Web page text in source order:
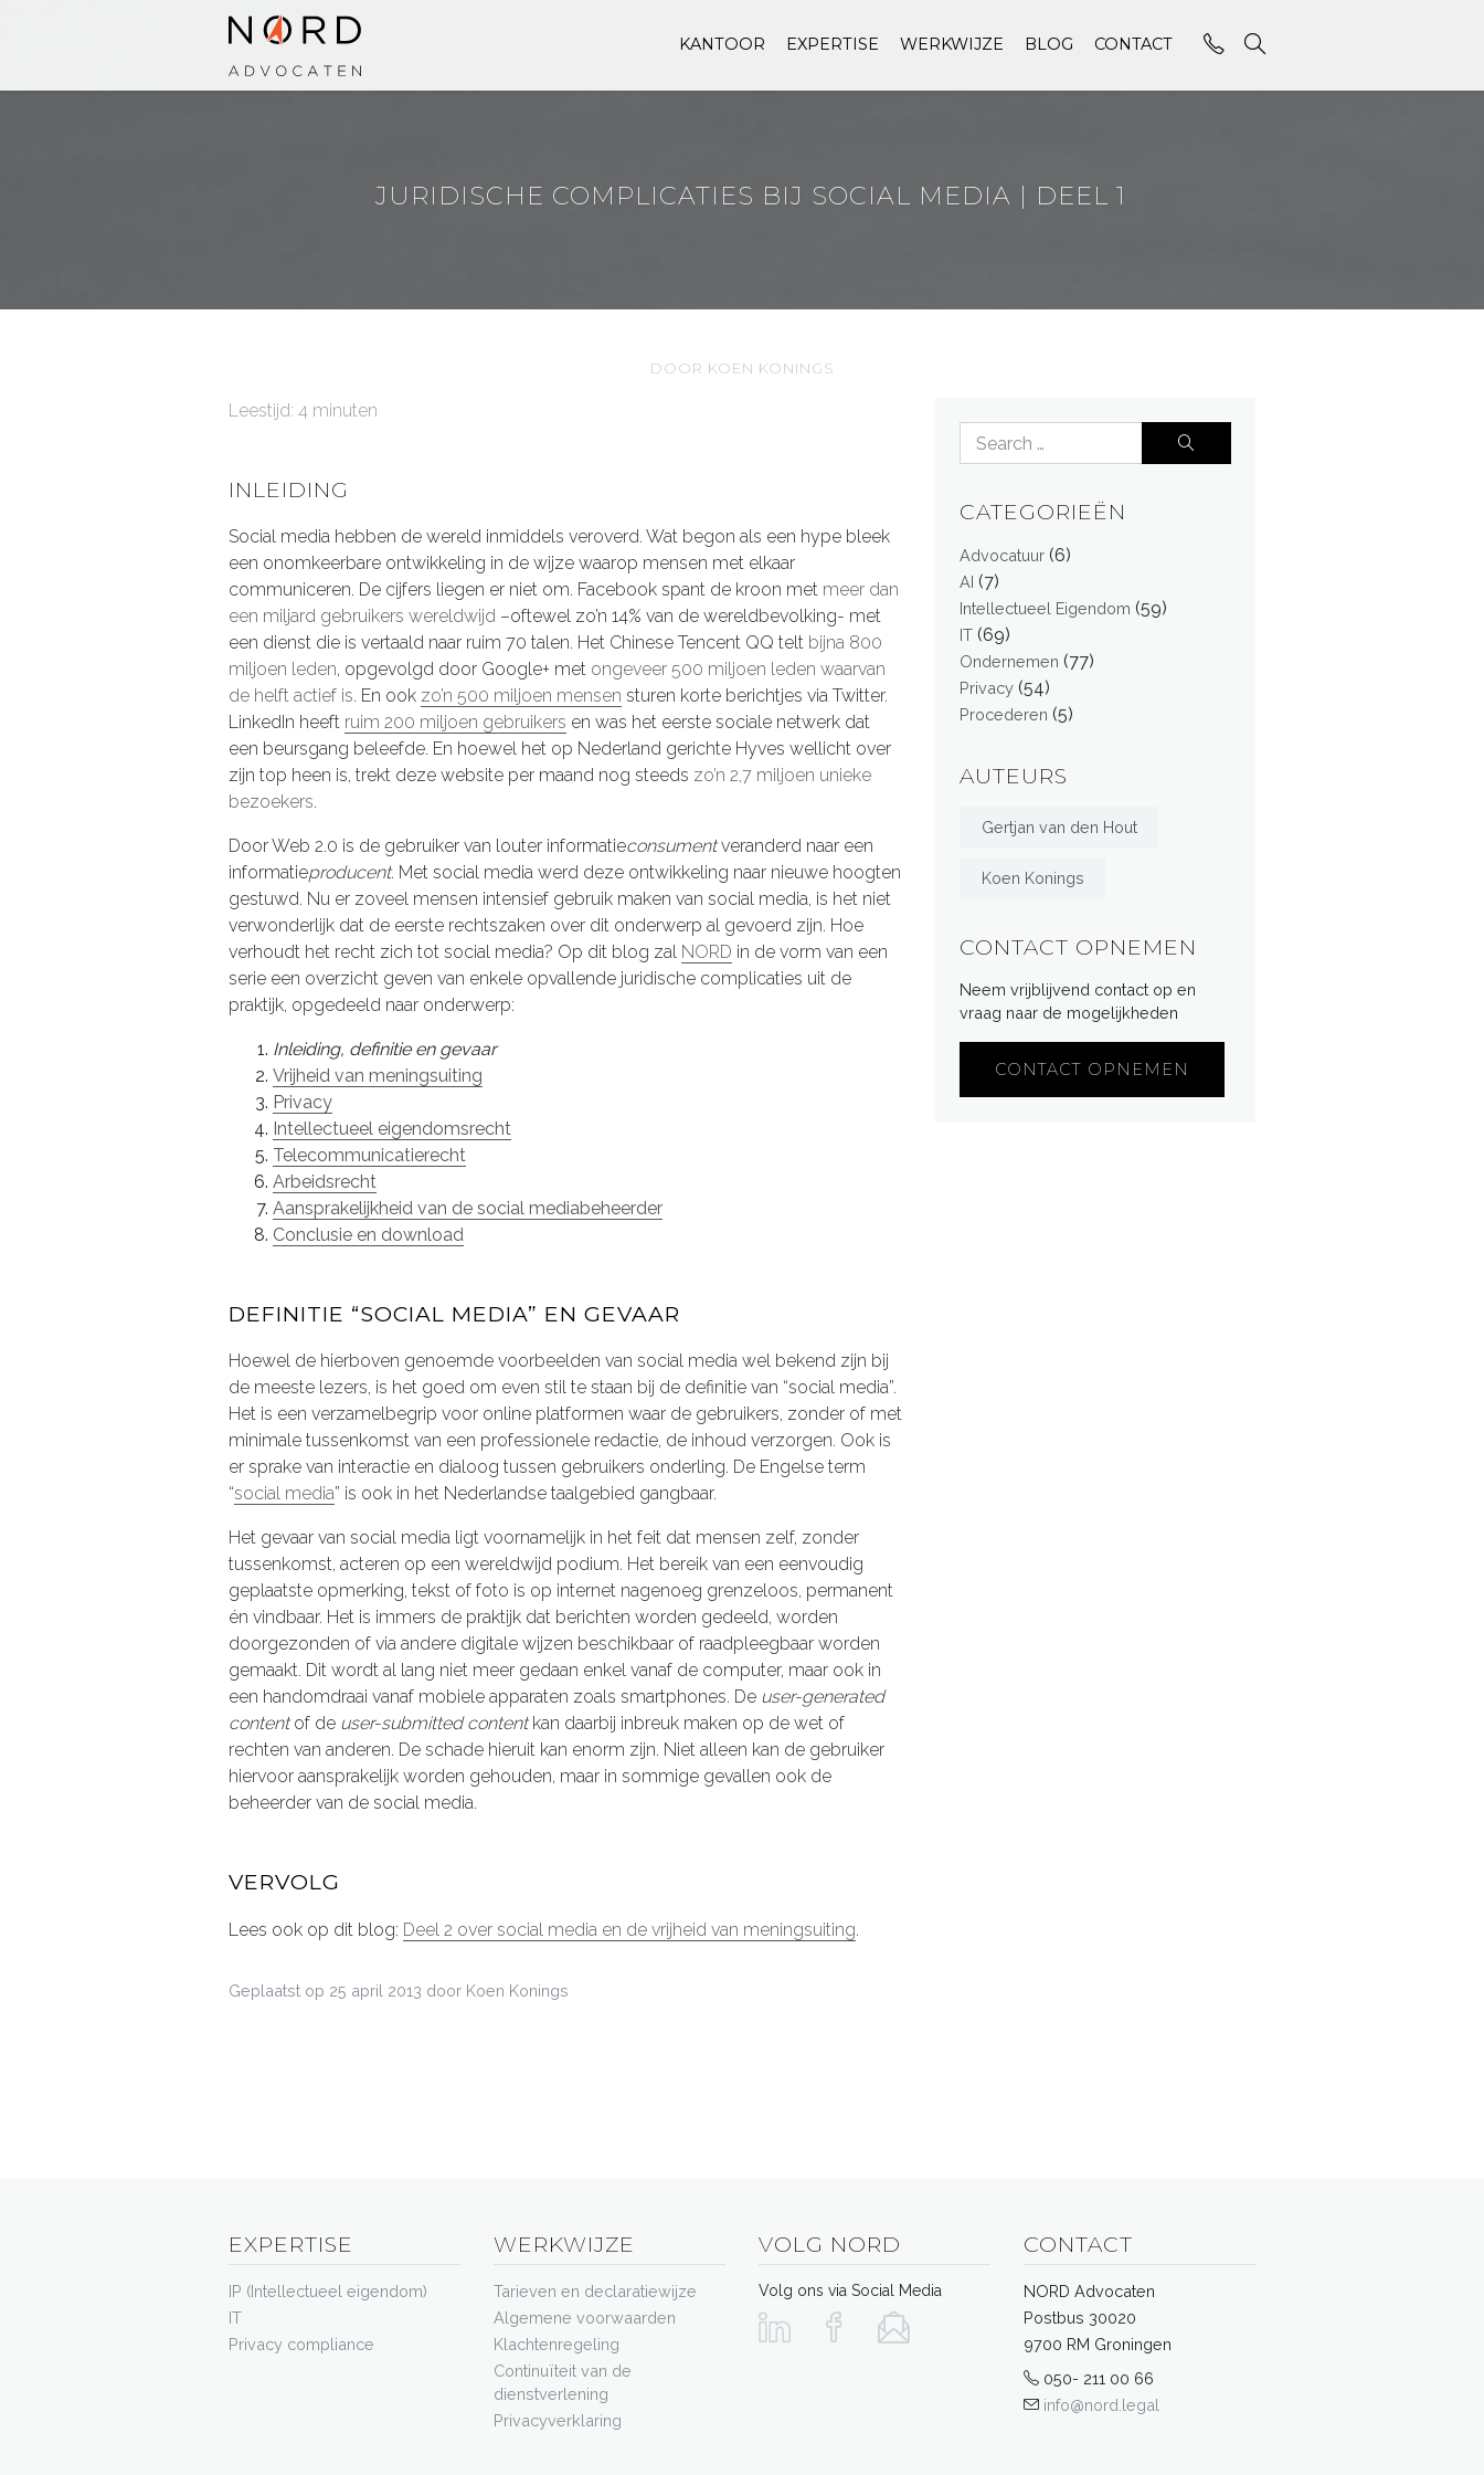
KANTOOR EXPERTISE WERKWIJZE BLOG CONTACT
JURIDISCHE COMPLICATIES BIJ SOCIAL MEDIA | DEEL 1
DOOR KOEN KONINGS
Leestijd: 4 minuten
INLEIDING
Social media hebben de wereld inmiddels veroverd. Wat begon als een hype bleek
een onomkeerbare ontwikkeling in de wijze waarop mensen met elkaar
communiceren. De cijfers liegen er niet om. Facebook spant de kroon met meer dan
een miljard gebruikers wereldwijd –oftewel zo’n 14% van de wereldbevolking- met
een dienst die is vertaald naar ruim 70 talen. Het Chinese Tencent QQ telt bijna 800
miljoen leden, opgevolgd door Google+ met ongeveer 500 miljoen leden waarvan
de helft actief is. En ook zo’n 500 miljoen mensen sturen korte berichtjes via Twitter.
LinkedIn heeft ruim 200 miljoen gebruikers en was het eerste sociale netwerk dat
een beursgang beleefde. En hoewel het op Nederland gerichte Hyves wellicht over
zijn top heen is, trekt deze website per maand nog steeds zo’n 2,7 miljoen unieke
bezoekers.
Door Web 2.0 is de gebruiker van louter informatieconsumentveranderd naar een
informatieproducent. Met social media werd deze ontwikkeling naar nieuwe hoogten
gestuwd. Nu er zoveel mensen intensief gebruik maken van social media, is het niet
verwonderlijk dat de eerste rechtszaken over dit onderwerp al gevoerd zijn. Hoe
verhoudt het recht zich tot social media? Op dit blog zal NORD in de vorm van een
serie een overzicht geven van enkele opvallende juridische complicaties uit de
praktijk, opgedeeld naar onderwerp:
Inleiding, definitie en gevaar
Vrijheid van meningsuiting
Privacy
Intellectueel eigendomsrecht
Telecommunicatierecht
Arbeidsrecht
Aansprakelijkheid van de social mediabeheerder
Conclusie en download
DEFINITIE “SOCIAL MEDIA” EN GEVAAR
Hoewel de hierboven genoemde voorbeelden van social media wel bekend zijn bij
de meeste lezers, is het goed om even stil te staan bij de definitie van “social media”.
Het is een verzamelbegrip voor online platformen waar de gebruikers, zonder of met
minimale tussenkomst van een professionele redactie, de inhoud verzorgen. Ook is
er sprake van interactie en dialoog tussen gebruikers onderling. De Engelse term
“social media” is ook in het Nederlandse taalgebied gangbaar.
Het gevaar van social media ligt voornamelijk in het feit dat mensen zelf, zonder
tussenkomst, acteren op een wereldwijd podium. Het bereik van een eenvoudig
geplaatste opmerking, tekst of foto is op internet nagenoeg grenzeloos, permanent
én vindbaar. Het is immers de praktijk dat berichten worden gedeeld, worden
doorgezonden of via andere digitale wijzen beschikbaar of raadpleegbaar worden
gemaakt. Dit wordt al lang niet meer gedaan enkel vanaf de computer, maar ook in
een handomdraai vanaf mobiele apparaten zoals smartphones. De user-generated
contentof de user-submitted contentkan daarbij inbreuk maken op de wet of
rechten van anderen. De schade hieruit kan enorm zijn. Niet alleen kan de gebruiker
hiervoor aansprakelijk worden gehouden, maar in sommige gevallen ook de
beheerder van de social media.
VERVOLG
Lees ook op dit blog: Deel 2 over social media en de vrijheid van meningsuiting.
Geplaatst op 25 april 2013 door Koen Konings
CATEGORIEËN
Advocatuur (6)
AI (7)
Intellectueel Eigendom (59)
IT (69)
Ondernemen (77)
Privacy (54)
Procederen (5)
AUTEURS
Gertjan van den Hout
Koen Konings
CONTACT OPNEMEN
Neem vrijblijvend contact op en
vraag naar de mogelijkheden
CONTACT OPNEMEN
EXPERTISE
IP (Intellectueel eigendom)
IT
Privacy compliance
WERKWIJZE
Tarieven en declaratiewijze
Algemene voorwaarden
Klachtenregeling
Continuïteit van de
dienstverlening
Privacyverklaring
VOLG NORD
Volg ons via Social Media
CONTACT
NORD Advocaten
Postbus 30020
9700 RM Groningen
050- 211 00 66
info@nord.legal